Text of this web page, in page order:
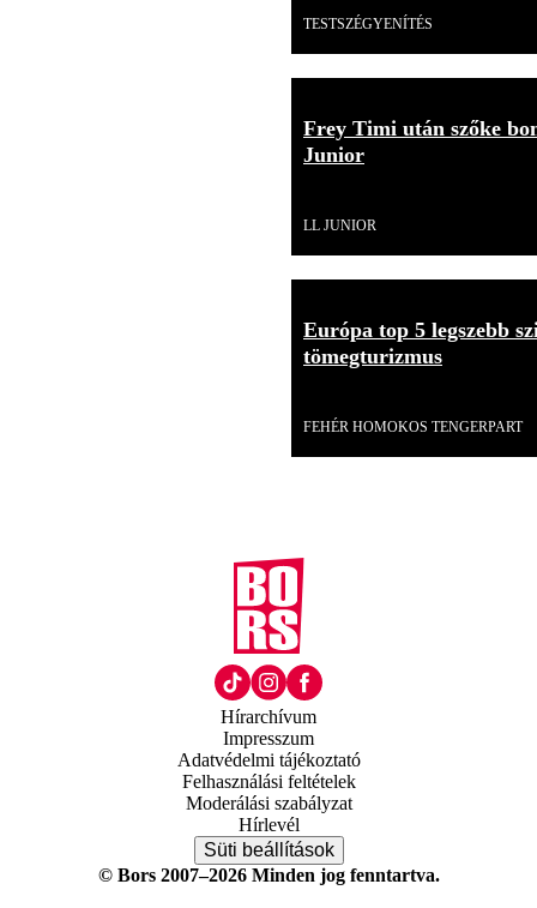
TESTSZÉGYENÍTÉS
Frey Timi után szőke
Junior
LL JUNIOR
Európa top 5 legszebb
tömegturizmus
FEHÉR HOMOKOS TENGERPART
Hírarchívum
Impresszum
Adatvédelmi tájékoztató
Felhasználási feltételek
Moderálási szabályzat
Hírlevél
Süti beállítások
© Bors 2007–2026 Minden jog fenntartva.